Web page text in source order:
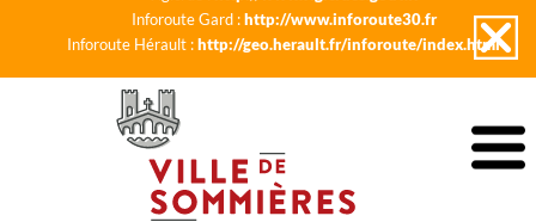
Inforoute Gard :http://www.inforoute30.fr
Inforoute Hérault :http://geo.herault.fr/inforoute/index.html